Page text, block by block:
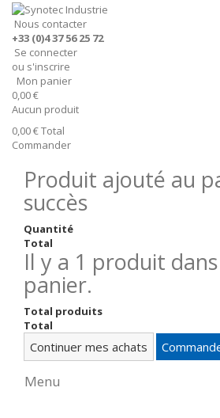
Nous contacter
+33 (0)4 37 56 25 72
Se connecter
ou s'inscrire
Mon panier
0,00 €
Aucun produit
0,00 €Total
Commander
Produit ajouté au
succès
Quantité
Total
Il y a 1 produit
panier.
Total produits
Total
Continuer mes achats
Menu